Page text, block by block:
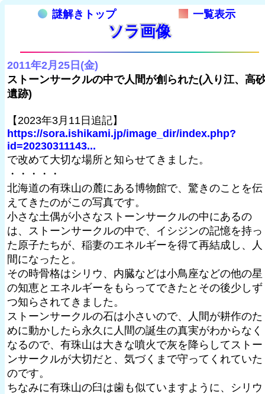
謎解きトップ 一覧表示
ソラ画像
2011年2月25日(金)
ストーンサークルの中で人間が創られた(入り江、高
遺跡)
【2023年3月11日追記】
https://sora.ishikami.jp/image_dir/index.php?
id=20230311143...
で改めて大切な場所と知らせてきました。
・・・・・
北海道の有珠山の麓にある博物館で、驚きのことを伝
えてきたのがこの写真です。
小さな土偶が小さなストーンサークルの中にあるの
は、ストーンサークルの中で、イシジンの記憶を持っ
た原子たちが、稲妻のエネルギーを得て再結成し、人
間になったと。
その時骨格はシリウ、内臓などは小鳥座などの他の星
の知恵とエネルギーをもらってできたとその後少しず
つ知らされてきました。
ストーンサークルの石は小さいので、人間が耕作のた
めに動かしたら永久に人間の誕生の真実がわからなく
なるので、有珠山は大きな噴火で灰を降らしてストー
ンサークルが大切だと、気づくまで守ってくれていた
のです。
ちなみに有珠山の臼は歯も似ていますように、シリウ